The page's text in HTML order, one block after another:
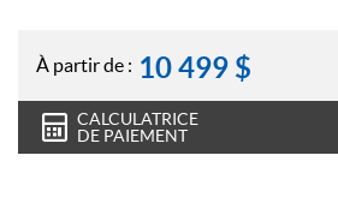
À partir de : 10 499 $
CALCULATRICE
DE PAIEMENT